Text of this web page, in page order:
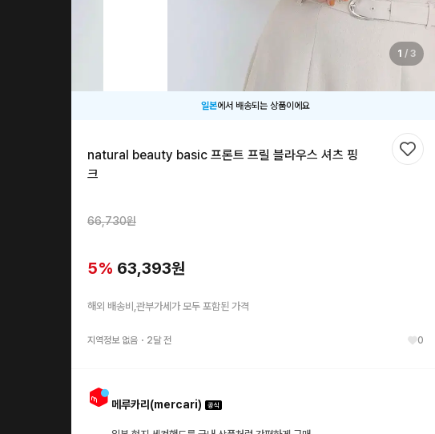
1 / 3
일본에서 배송되는 상품이에요
natural beauty basic 프론트 프릴 블라우스 셔츠 핑
크
66,730원
5% 63,393원
해외 배송비,관부가세가 모두 포함된 가격
지역정보 없음 ・ 2달 전 0
메루카리(mercari)
찜하